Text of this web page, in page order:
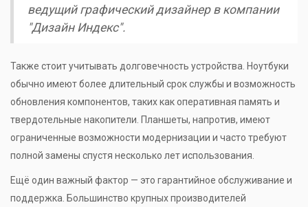
ведущий графический дизайнер в компании
"Дизайн Индекс".
Также стоит учитывать долговечность устройства. Ноутбуки
обычно имеют более длительный срок службы и возможность
обновления компонентов, таких как оперативная память и
твердотельные накопители. Планшеты, напротив, имеют
ограниченные возможности модернизации и часто требуют
полной замены спустя несколько лет использования.
Ещё один важный фактор — это гарантийное обслуживание и
поддержка. Большинство крупных производителей